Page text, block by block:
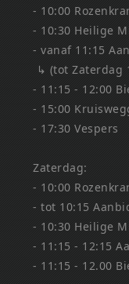
- 10:00
- 10:30 Heilige
- vanaf 11:15
↳ (tot Zaterdag
- 11:15 - 12:00
- 15:00
- 17:30 Vespers
Zaterdag:
- 10:00
- tot 10:15
- 10:30 Heilige
- 11:15 - 12:15
- 11:15 - 12.00